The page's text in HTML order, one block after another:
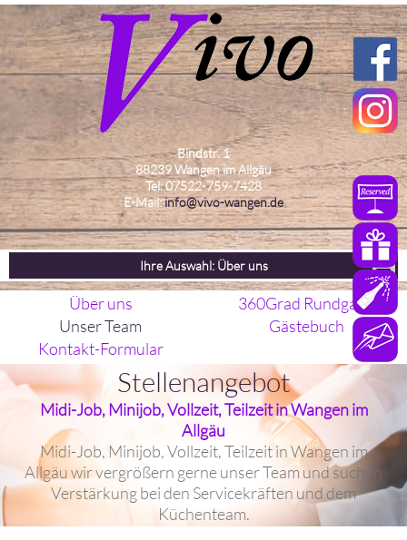
Bindstr. 1
88239 Wangen im Allgäu
Tel: 07522-759-7428
E-Mail:info@vivo-wangen.de
Ihre Auswahl: Über uns
Über uns
360Grad Rundgang
Unser Team
Gästebuch
Kontakt-Formular
Stellenangebot
Midi-Job, Minijob, Vollzeit, Teilzeit in Wangen im
Allgäu
Midi-Job, Minijob, Vollzeit, Teilzeit in Wangen im
Allgäu wir vergrößern gerne unser Team und suchen
Verstärkung bei den Servicekräften und dem
Küchenteam.